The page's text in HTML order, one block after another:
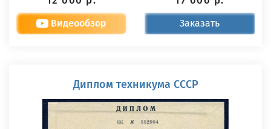
Видеообзор Заказать
Диплом техникума СССР